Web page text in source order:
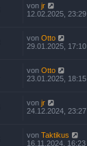
von jr
12.02.2025, 23:29
von Otto
29.01.2025, 17:10
von Otto
23.01.2025, 18:15
von jr
24.12.2024, 23:27
von Taktikus
16.11.2024, 16:23